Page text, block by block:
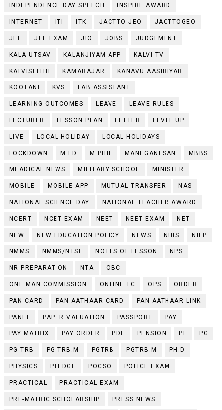
INDEPENDENCE DAY SPEECH INSPIRE AWARD
INTERNET ITI ITK JACTTO JEO JACTTOGEO
JEE JEE EXAM JIO JOBS JUDGEMENT
KALA UTSAV KALANJIYAM APP KALVI TV
KALVISEITHI KAMARAJAR KANAVU AASIRIYAR
KOOTANI KVS LAB ASSISTANT
LEARNING OUTCOMES LEAVE LEAVE RULES
LECTURER LESSON PLAN LETTER LEVEL UP
LIVE LOCAL HOLIDAY LOCAL HOLIDAYS
LOCKDOWN M.ED M.PHIL MANI GANESAN MBBS
MEADICAL NEWS MILITARY SCHOOL MINISTER
MOBILE MOBILE APP MUTUAL TRANSFER NAS
NATIONAL SCIENCE DAY NATIONAL TEACHER AWARD
NCERT NCET EXAM NEET NEET EXAM NET
NEW NEW EDUCATION POLICY NEWS NHIS NILP
NMMS NMMS/NTSE NOTES OF LESSON NPS
NR PREPARATION NTA OBC
ONE MAN COMMISSION ONLINE TC OPS ORDER
PAN CARD PAN-AATHAAR CARD PAN-AATHAAR LINK
PANEL PAPER VALUATION PASSPORT PAY
PAY MATRIX PAY ORDER PDF PENSION PF PG
PG TRB PG TRB.M PGTRB PGTRB.M PH.D
PHYSICS PLEDGE POCSO POLICE EXAM
PRACTICAL PRACTICAL EXAM
PRE-MATRIC SCHOLARSHIP PRESS NEWS